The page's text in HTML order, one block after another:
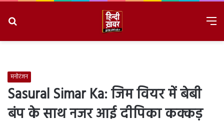
मनोरंजन
Sasural Simar Ka: जिम वियर में बेबी
बंप के साथ नजर आई दीपिका कक्कड़